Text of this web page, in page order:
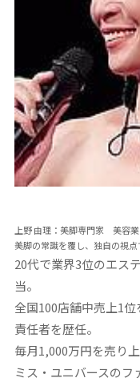
上野 由理：美脚専門家 美容業
美脚の常識を覆し、独自の視点
20代で業界3位のエス
当。
全国100店舗中売上1
責任者を歴任。
毎月1,000万円を売り
ミス・ユニバースのフ